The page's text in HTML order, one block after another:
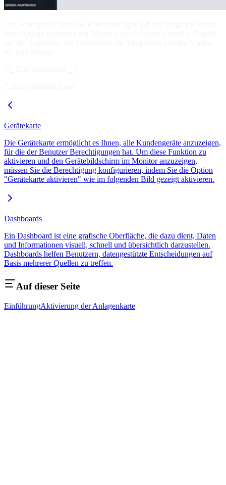
Gerätekarte
Die Gerätekarte ermöglicht es Ihnen, alle Kundengeräte anzuzeigen,
für die der Benutzer Berechtigungen hat. Um diese Funktion zu
aktivieren und den Gerätebildschirm im Monitor anzuzeigen,
müssen Sie die Berechtigung konfigurieren, indem Sie die Option
"Gerätekarte aktivieren" wie im folgenden Bild gezeigt aktivieren.
Dashboards
Ein Dashboard ist eine grafische Oberfläche, die dazu dient, Daten
und Informationen visuell, schnell und übersichtlich darzustellen.
Dashboards helfen Benutzern, datengestützte Entscheidungen auf
Basis mehrerer Quellen zu treffen.
Auf dieser Seite
EinführungAktivierung der Anlagenkarte